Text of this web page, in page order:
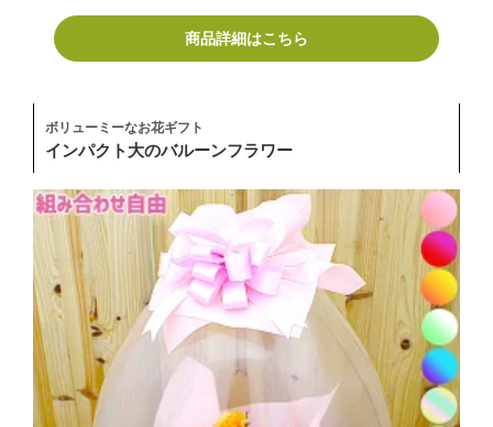
商品詳細はこちら
ボリューミーなお花ギフト
インパクト大のバルーンフラワー